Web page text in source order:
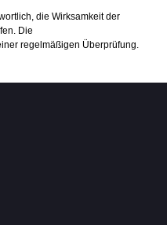
die Wirksamkeit der
Die
regelmäßigen Überprüfung.